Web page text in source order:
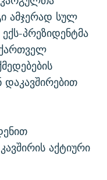
ამჯერად სულ
ექს-პრეზიდენტმა
აქტიური